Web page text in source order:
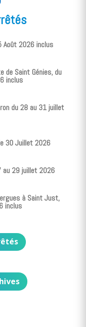
Août 2026 inclus
de Saint Génies, du
inclus
du 28 au 31 juillet
le 30 Juillet 2026
au 29 juillet 2026
à Saint Just,
inclus